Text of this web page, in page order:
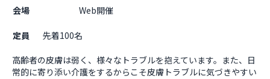
会場
定員 先着100名
高齢者の皮膚は弱く、様々なトラブルを抱えています。また、日
常的に寄り添い介護をするからこそ皮膚トラブルに気づきやすい